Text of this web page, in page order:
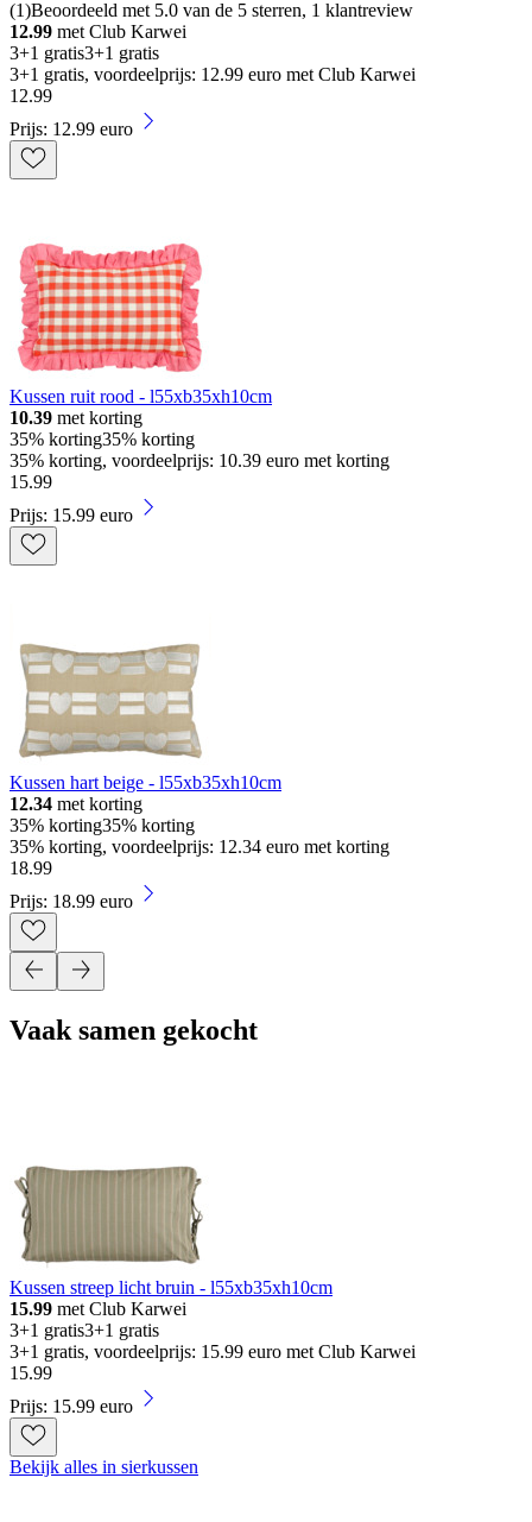
(1)Beoordeeld met 5.0 van de 5 sterren, 1 klantreview
12.99 met Club Karwei
3+1 gratis3+1 gratis
3+1 gratis, voordeelprijs: 12.99 euro met Club Karwei
12.99
Prijs: 12.99 euro
Kussen ruit rood - l55xb35xh10cm
10.39 met korting
35% korting35% korting
35% korting, voordeelprijs: 10.39 euro met korting
15.99
Prijs: 15.99 euro
Kussen hart beige - l55xb35xh10cm
12.34 met korting
35% korting35% korting
35% korting, voordeelprijs: 12.34 euro met korting
18.99
Prijs: 18.99 euro
Vaak samen gekocht
Kussen streep licht bruin - l55xb35xh10cm
15.99 met Club Karwei
3+1 gratis3+1 gratis
3+1 gratis, voordeelprijs: 15.99 euro met Club Karwei
15.99
Prijs: 15.99 euro
Bekijk alles in sierkussen